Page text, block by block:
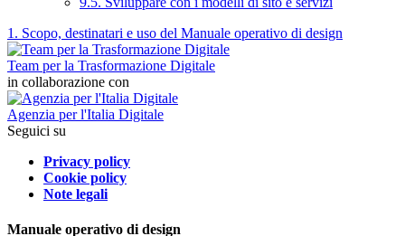
1. Scopo, destinatari e uso del Manuale operativo di design
Team per la Trasformazione Digitale
in collaborazione con
Agenzia per l'Italia Digitale
Seguici su
Privacy policy
Cookie policy
Note legali
Manuale operativo di design